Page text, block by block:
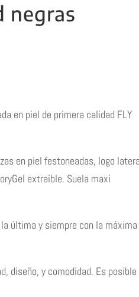
negras
en piel de primera calidad FLY
en piel festoneadas, logo
extraíble. Suela maxi
última y siempre con la máxima
diseño, y comodidad. Es